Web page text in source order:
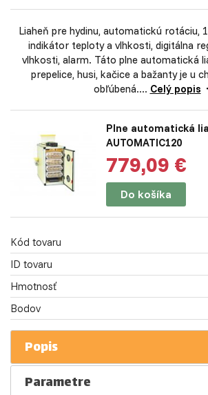
Liaheň pre hydinu, automatickú rotáciu,
indikátor teploty a vlhkosti, digitálna
vlhkosti, alarm. Táto plne automatická
prepelice, husi, kačice a bažanty je u
obľúbená.... Celý popis
Plne automatická
AUTOMATIC120
779,09 €
Do košíka
Kód tovaru
ID tovaru
Hmotnosť
Bodov
Popis
Parametre